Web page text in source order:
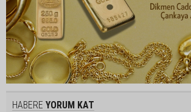
HABERE YORUM KAT